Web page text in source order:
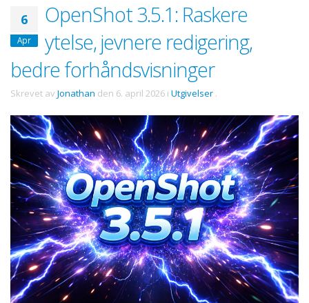
6
Apr
OpenShot 3.5.1: Raskere
ytelse, jevnere redigering,
bedre forhåndsvisninger
Skrevet av Jonathan den 6. april 2026 i Utgivelser .